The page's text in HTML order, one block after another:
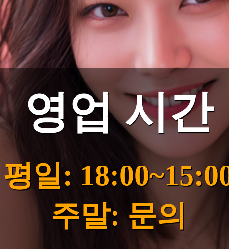
영업 시간
평일:
주말: 문의